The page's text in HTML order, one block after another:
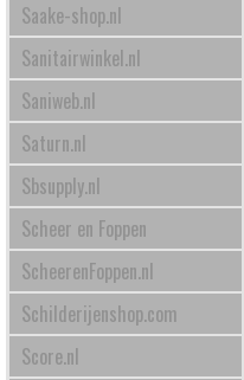
Saake-shop.nl
Sanitairwinkel.nl
Saniweb.nl
Saturn.nl
Sbsupply.nl
Scheer en Foppen
ScheerenFoppen.nl
Schilderijenshop.com
Score.nl